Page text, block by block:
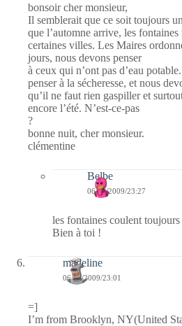
bonsoir cher monsieur,
Il semblerait que ce soit toujours
que l’automne arrive, les
certaines villes. Les Maires
jours, nous devons penser
à ceux qui n’ont pas d’eau
penser à la sécheresse, et nous
qu’il ne faut rien gaspiller et
encore l’été. N’est-ce-pas
?
bonne nuit, cher monsieur.
clémentine
Belbe
06/10/2009/23:27
les fontaines coulent
Bien à toi !
madeline
06/10/2009/23:01
=]
I’m from Brooklyn, NY(United